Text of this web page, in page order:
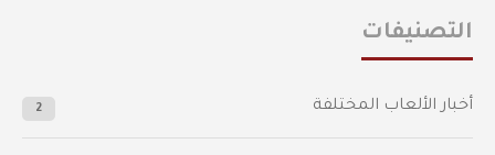
التصنيفات
أخبار الألعاب المختلفة 2